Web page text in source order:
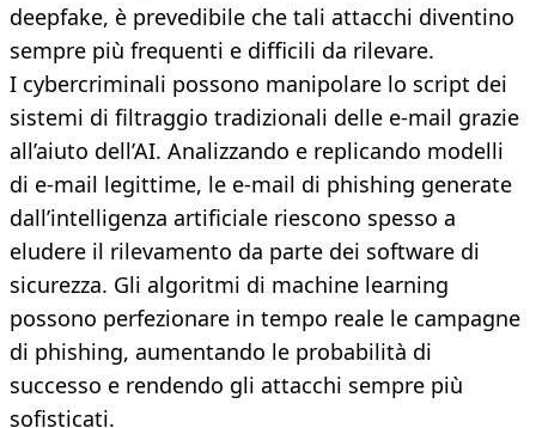
deepfake, è prevedibile che tali attacchi diventino
sempre più frequenti e difficili da rilevare.
I cybercriminali possono manipolare lo script dei
sistemi di filtraggio tradizionali delle e-mail grazie
all’aiuto dell’AI. Analizzando e replicando modelli
di e-mail legittime, le e-mail di phishing generate
dall’intelligenza artificiale riescono spesso a
eludere il rilevamento da parte dei software di
sicurezza. Gli algoritmi di machine learning
possono perfezionare in tempo reale le campagne
di phishing, aumentando le probabilità di
successo e rendendo gli attacchi sempre più
sofisticati.